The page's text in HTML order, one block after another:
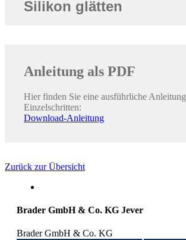
Silikon glätten
Anleitung als PDF
Hier finden Sie eine ausführliche
Einzelschritten:
Download-Anleitung
Zurück zur Übersicht
Brader GmbH & Co. KG Jever
Brader GmbH & Co. KG